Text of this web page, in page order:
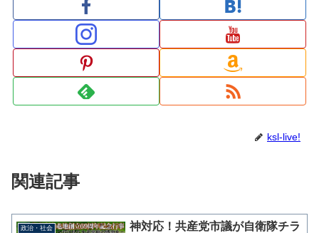
ksl-live!
関連記事
政治・社会
神対応！共産党市議が自衛隊チラ